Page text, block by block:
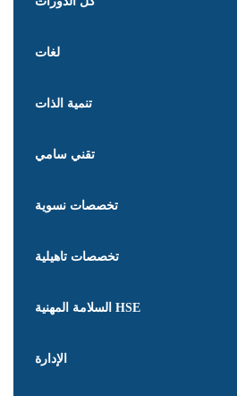
لغات
تنمية الذات
تقني سامي
تخصصات نسوية
تخصصات تاهيلية
السلامة المهنية HSE
الإدارة